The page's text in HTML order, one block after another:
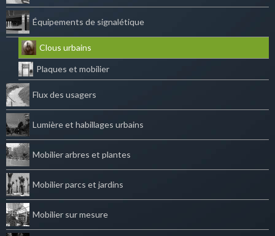
Équipements de signalétique
Clous urbains
Plaques et mobilier
Flux des usagers
Lumière et habillages urbains
Mobilier arbres et plantes
Mobilier parcs et jardins
Mobilier sur mesure